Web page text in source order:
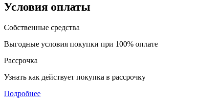
Условия оплаты
Собственные средства
Выгодные условия покупки при 100% оплате
Рассрочка
Узнать как действует покупка в рассрочку
Подробнее